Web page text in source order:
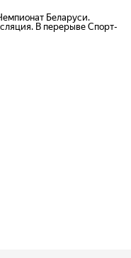
Беларуси.
В перерыве Спорт-